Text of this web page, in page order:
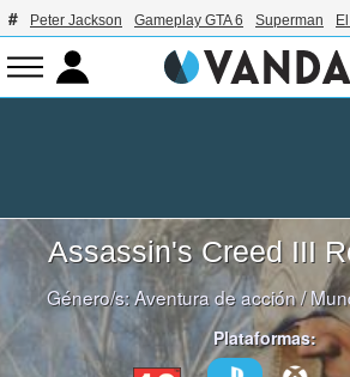
Peter Jackson Gameplay GTA 6 Superman
Assassin's Creed III
Género/s:Aventura de acción/
Plataformas: